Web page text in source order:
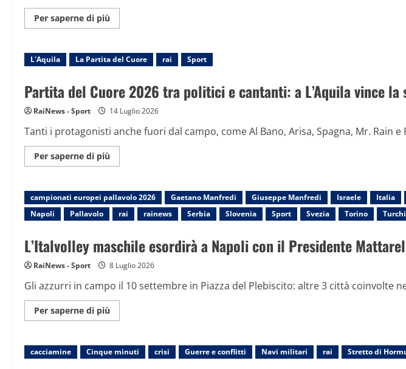
Per saperne di più
informazioni
Comăneci,
la
libellula
Romania
negli
Stati
Uniti
L'Aquila La Partita del Cuore rai Sport
Partita del Cuore 2026 tra politici e cantanti: a L’Aquila vince la
RaiNews - Sport 14 Luglio 2026
Tanti i protagonisti anche fuori dal campo, come Al Bano, Arisa, Spagna, Mr. Rain e
Per saperne di più
informazioni
del
Cuore
2026
tra
politici
cantanti:
a
vince
solidarietà
campionati europei pallavolo 2026 Gaetano Manfredi Giuseppe Manfredi Israele Italia
Napoli
Pallavolo rai rainews Serbia Slovenia Sport Svezia Torino
L’Italvolley maschile esordirà a Napoli con il Presidente
RaiNews - Sport 8 Luglio 2026
Gli azzurri in campo il 10 settembre in Piazza del Plebiscito: altre 3 città coinvolte
Per saperne di più
informazioni
maschile
esordirà
a
cacciamine Cinque minuti crisi Guerre e conflitti Navi militari rai Stretto di